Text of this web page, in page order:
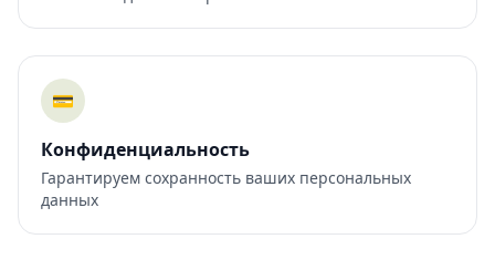
💳
Конфиденциальность
Гарантируем сохранность ваших персональных
данных